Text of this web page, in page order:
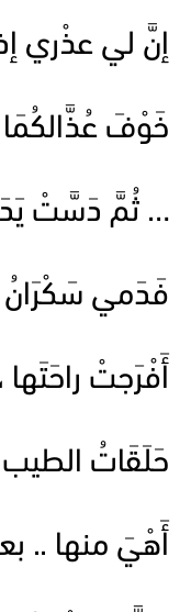
إنَّ لي عذْري
خَوْفَ
… ثُمَّ دَسَّتْ
فَدَمي سَكْرَانُ
أَفْرَجتْ
حَلَقَاتُ
أَهْيَ منها ..